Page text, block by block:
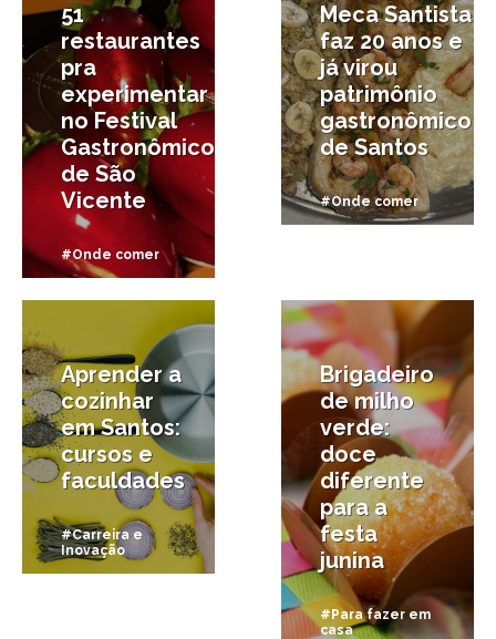
51
restaurantes
pra
experimentar
no Festival
Gastronômico
de São
Vicente
#Onde comer
Meca Santista
faz 20 anos e
já virou
patrimônio
gastronômico
de Santos
#Onde comer
13/11/2018
Aprender a
cozinhar
em Santos:
cursos e
faculdades
#Carreira e
Inovação
Brigadeiro
de milho
verde:
doce
diferente
para a
festa
junina
#Para fazer em
casa